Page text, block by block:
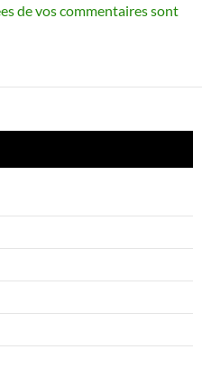
de vos commentaires sont